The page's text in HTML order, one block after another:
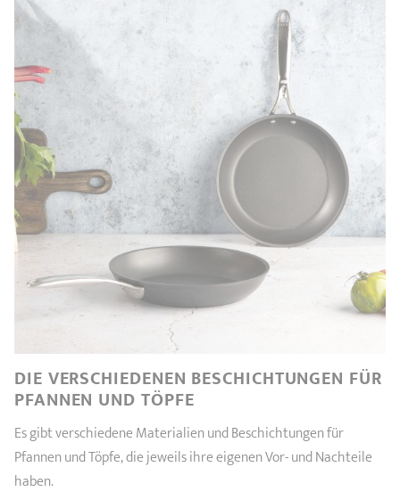
DIE VERSCHIEDENEN BESCHICHTUNGEN FÜR
PFANNEN UND TÖPFE
Es gibt verschiedene Materialien und Beschichtungen für
Pfannen und Töpfe, die jeweils ihre eigenen Vor- und Nachteile
haben.